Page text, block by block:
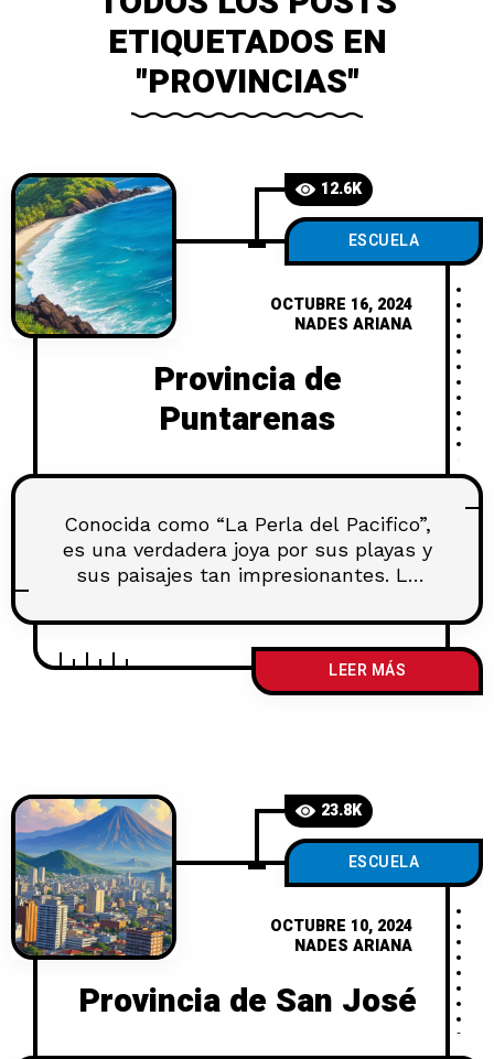
ETIQUETADOS EN
"PROVINCIAS"
12.6K
ESCUELA
OCTUBRE 16, 2024
NADES ARIANA
Provincia de
Puntarenas
Conocida como “La Perla del Pacifico”,
es una verdadera joya por sus playas y
sus paisajes tan impresionantes. La
los puertos más importantes de Costa
Rica y el atracadero de Cruceros más
concurrido. El calor de su gente y su
alegría contagiosa son un sello de
LEER MÁS
23.8K
ESCUELA
OCTUBRE 10, 2024
NADES ARIANA
Provincia de San José